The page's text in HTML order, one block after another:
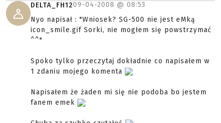
DELTA_FH1209-04-2008 @ 08:53
Nyo napisał : "Wniosek? SG-500 nie jest eMką
icon_smile.gif Sorki, nie mogłem się powstrzymać
^^"
Spoko tylko przeczytaj dokładnie co napisałem w
1 zdaniu mojego komenta
Napisałem że żaden mi się nie podoba bo jestem
fanem emek